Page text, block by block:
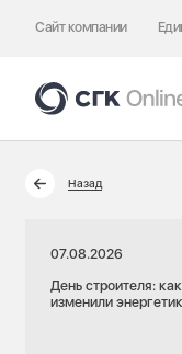
Сайт компании
Назад
07.08.2026
День строителя:
изменили